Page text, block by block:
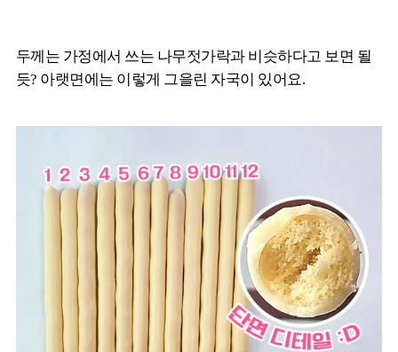
두께는 가정에서 쓰는 나무젓가락과 비슷하다고 보면 될
듯? 아랫면에는 이렇게 그을린 자국이 있어요.